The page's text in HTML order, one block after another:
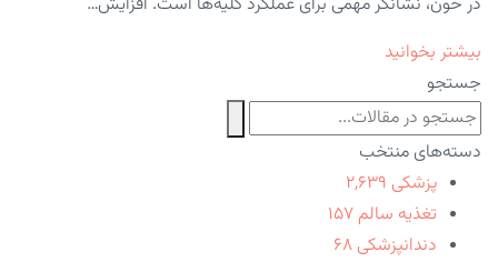
بیشتر بخوانید
جستجو
دسته‌های منتخب
پزشکی ۲,۶۳۹
تغذیه سالم ۱۵۷
دندانپزشکی ۶۸